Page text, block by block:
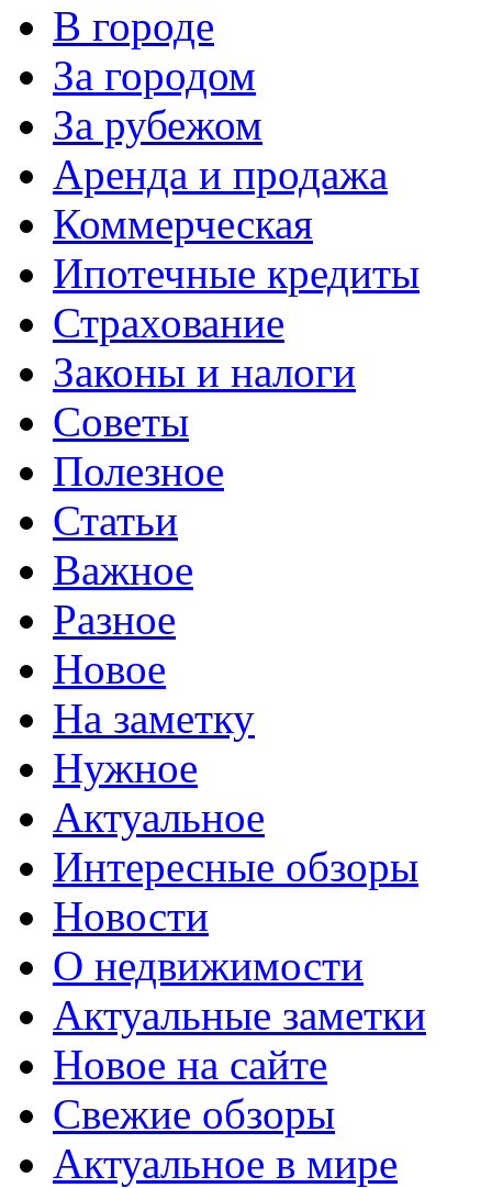
В городе
За городом
За рубежом
Аренда и продажа
Коммерческая
Ипотечные кредиты
Страхование
Законы и налоги
Советы
Полезное
Статьи
Важное
Разное
Новое
На заметку
Нужное
Актуальное
Интересные обзоры
Новости
О недвижимости
Актуальные заметки
Новое на сайте
Свежие обзоры
Актуальное в мире